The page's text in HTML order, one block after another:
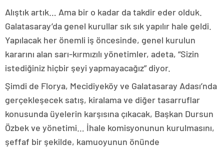
Alıştık artık… Ama bir o kadar da takdir eder olduk.
Galatasaray’da genel kurullar sık sık yapılır hale geldi.
Yapılacak her önemli iş öncesinde, genel kurulun
kararını alan sarı-kırmızılı yönetimler, adeta, “Sizin
istediğiniz hiçbir şeyi yapmayacağız” diyor.
Şimdi de Florya, Mecidiyeköy ve Galatasaray Adası’nda
gerçekleşecek satış, kiralama ve diğer tasarruflar
konusunda üyelerin karşısına çıkacak, Başkan Dursun
Özbek ve yönetimi… İhale komisyonunun kurulmasını,
şeffaf bir şekilde, kamuoyunun önünde